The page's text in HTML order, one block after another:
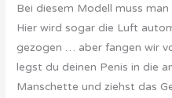
Bei diesem Modell muss
Hier wird sogar die Luft
gezogen … aber fangen wir
legst du deinen Penis in die
Manschette und ziehst das